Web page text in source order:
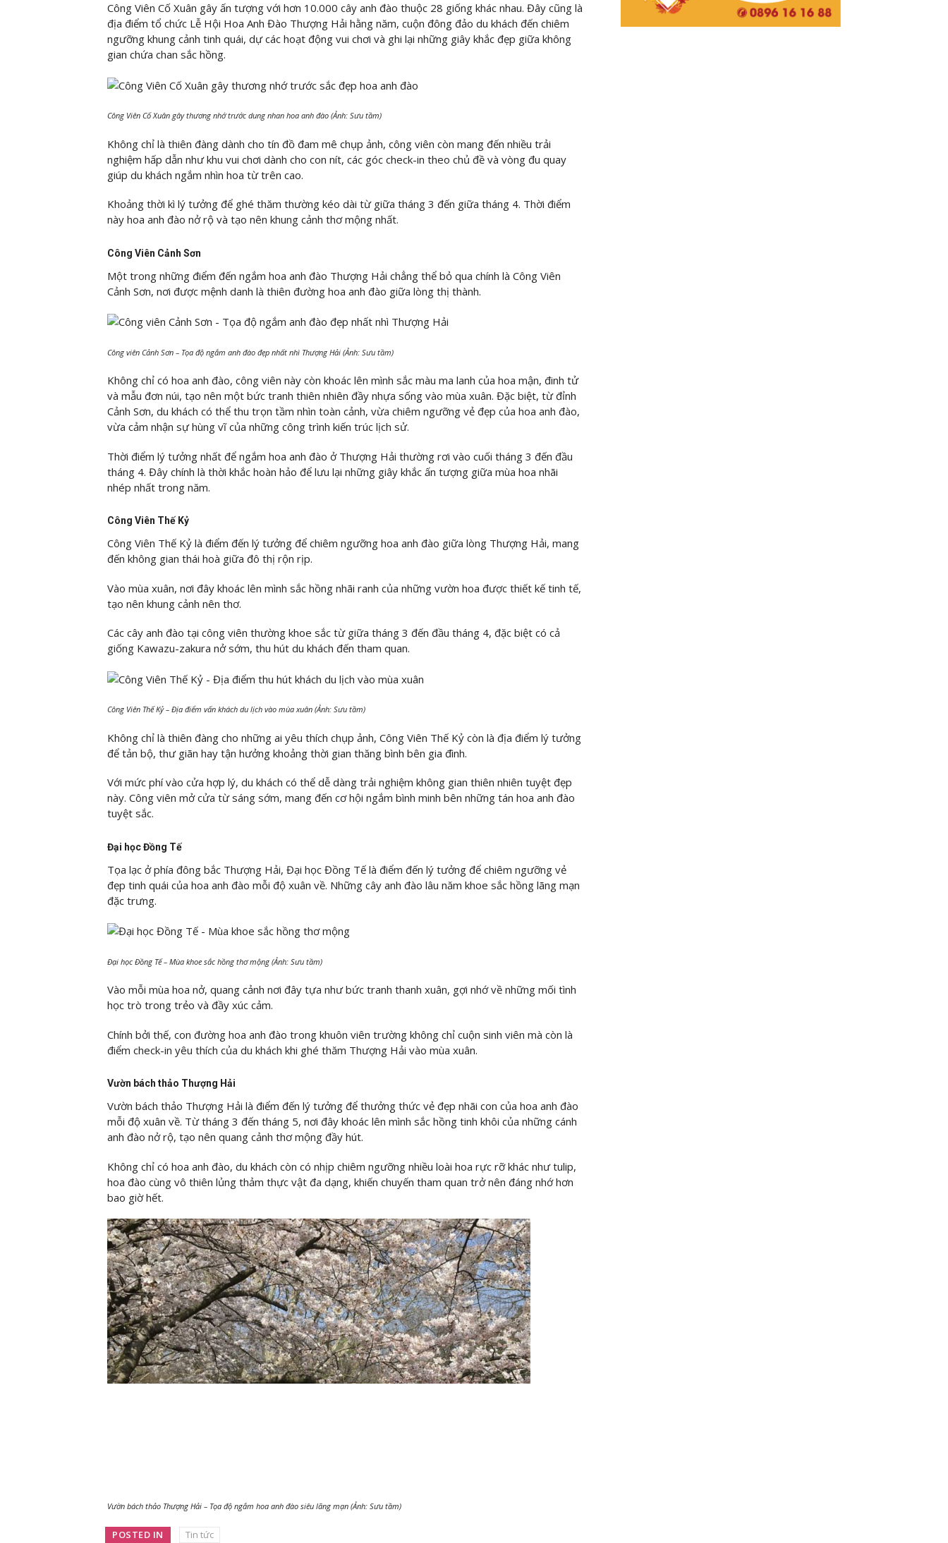
Công Viên Cố Xuân gây ấn tượng với hơn 10.000 cây anh đào thuộc 28 giống khác nhau. Đây cũng là
địa điểm tổ chức Lễ Hội Hoa Anh Đào Thượng Hải hằng năm, cuộn đông đảo du khách đến chiêm
ngưỡng khung cảnh tinh quái, dự các hoạt động vui chơi và ghi lại những giây khắc đẹp giữa không
gian chứa chan sắc hồng.
Công Viên Cố Xuân gây thương nhớ trước dung nhan hoa anh đào (Ảnh: Sưu tầm)
Không chỉ là thiên đàng dành cho tín đồ đam mê chụp ảnh, công viên còn mang đến nhiều trải
nghiệm hấp dẫn như khu vui chơi dành cho con nít, các góc check-in theo chủ đề và vòng đu quay
giúp du khách ngắm nhìn hoa từ trên cao.
Khoảng thời kì lý tưởng để ghé thăm thường kéo dài từ giữa tháng 3 đến giữa tháng 4. Thời điểm
này hoa anh đào nở rộ và tạo nên khung cảnh thơ mộng nhất.
Công Viên Cảnh Sơn
Một trong những điểm đến ngắm hoa anh đào Thượng Hải chẳng thể bỏ qua chính là Công Viên
Cảnh Sơn, nơi được mệnh danh là thiên đường hoa anh đào giữa lòng thị thành.
Công viên Cảnh Sơn – Tọa độ ngắm anh đào đẹp nhất nhì Thượng Hải (Ảnh: Sưu tầm)
Không chỉ có hoa anh đào, công viên này còn khoác lên mình sắc màu ma lanh của hoa mận, đinh tử
và mẫu đơn núi, tạo nên một bức tranh thiên nhiên đầy nhựa sống vào mùa xuân. Đặc biệt, từ đỉnh
Cảnh Sơn, du khách có thể thu trọn tầm nhìn toàn cảnh, vừa chiêm ngưỡng vẻ đẹp của hoa anh đào,
vừa cảm nhận sự hùng vĩ của những công trình kiến trúc lịch sử.
Thời điểm lý tưởng nhất để ngắm hoa anh đào ở Thượng Hải thường rơi vào cuối tháng 3 đến đầu
tháng 4. Đây chính là thời khắc hoàn hảo để lưu lại những giây khắc ấn tượng giữa mùa hoa nhãi
nhép nhất trong năm.
Công Viên Thế Kỷ
Công Viên Thế Kỷ là điểm đến lý tưởng để chiêm ngưỡng hoa anh đào giữa lòng Thượng Hải, mang
đến không gian thái hoà giữa đô thị rộn rịp.
Vào mùa xuân, nơi đây khoác lên mình sắc hồng nhãi ranh của những vườn hoa được thiết kế tinh tế,
tạo nên khung cảnh nên thơ.
Các cây anh đào tại công viên thường khoe sắc từ giữa tháng 3 đến đầu tháng 4, đặc biệt có cả
giống Kawazu-zakura nở sớm, thu hút du khách đến tham quan.
Công Viên Thế Kỷ – Địa điểm vấn khách du lịch vào mùa xuân (Ảnh: Sưu tầm)
Không chỉ là thiên đàng cho những ai yêu thích chụp ảnh, Công Viên Thế Kỷ còn là địa điểm lý tưởng
để tản bộ, thư giãn hay tận hưởng khoảng thời gian thăng bình bên gia đình.
Với mức phí vào cửa hợp lý, du khách có thể dễ dàng trải nghiệm không gian thiên nhiên tuyệt đẹp
này. Công viên mở cửa từ sáng sớm, mang đến cơ hội ngắm bình minh bên những tán hoa anh đào
tuyệt sắc.
Đại học Đồng Tế
Tọa lạc ở phía đông bắc Thượng Hải, Đại học Đồng Tế là điểm đến lý tưởng để chiêm ngưỡng vẻ
đẹp tinh quái của hoa anh đào mỗi độ xuân về. Những cây anh đào lâu năm khoe sắc hồng lãng mạn
đặc trưng.
Đại học Đồng Tế – Mùa khoe sắc hồng thơ mộng (Ảnh: Sưu tầm)
Vào mỗi mùa hoa nở, quang cảnh nơi đây tựa như bức tranh thanh xuân, gợi nhớ về những mối tình
học trò trong trẻo và đầy xúc cảm.
Chính bởi thế, con đường hoa anh đào trong khuôn viên trường không chỉ cuộn sinh viên mà còn là
điểm check-in yêu thích của du khách khi ghé thăm Thượng Hải vào mùa xuân.
Vườn bách thảo Thượng Hải
Vườn bách thảo Thượng Hải là điểm đến lý tưởng để thưởng thức vẻ đẹp nhãi con của hoa anh đào
mỗi độ xuân về. Từ tháng 3 đến tháng 5, nơi đây khoác lên mình sắc hồng tinh khôi của những cánh
anh đào nở rộ, tạo nên quang cảnh thơ mộng đầy hút.
Không chỉ có hoa anh đào, du khách còn có nhịp chiêm ngưỡng nhiều loài hoa rực rỡ khác như tulip,
hoa đào cùng vô thiên lủng thảm thực vật đa dạng, khiến chuyến tham quan trở nên đáng nhớ hơn
bao giờ hết.
Vườn bách thảo Thượng Hải – Tọa độ ngắm hoa anh đào siêu lãng mạn (Ảnh: Sưu tầm)
POSTED IN Tin tức